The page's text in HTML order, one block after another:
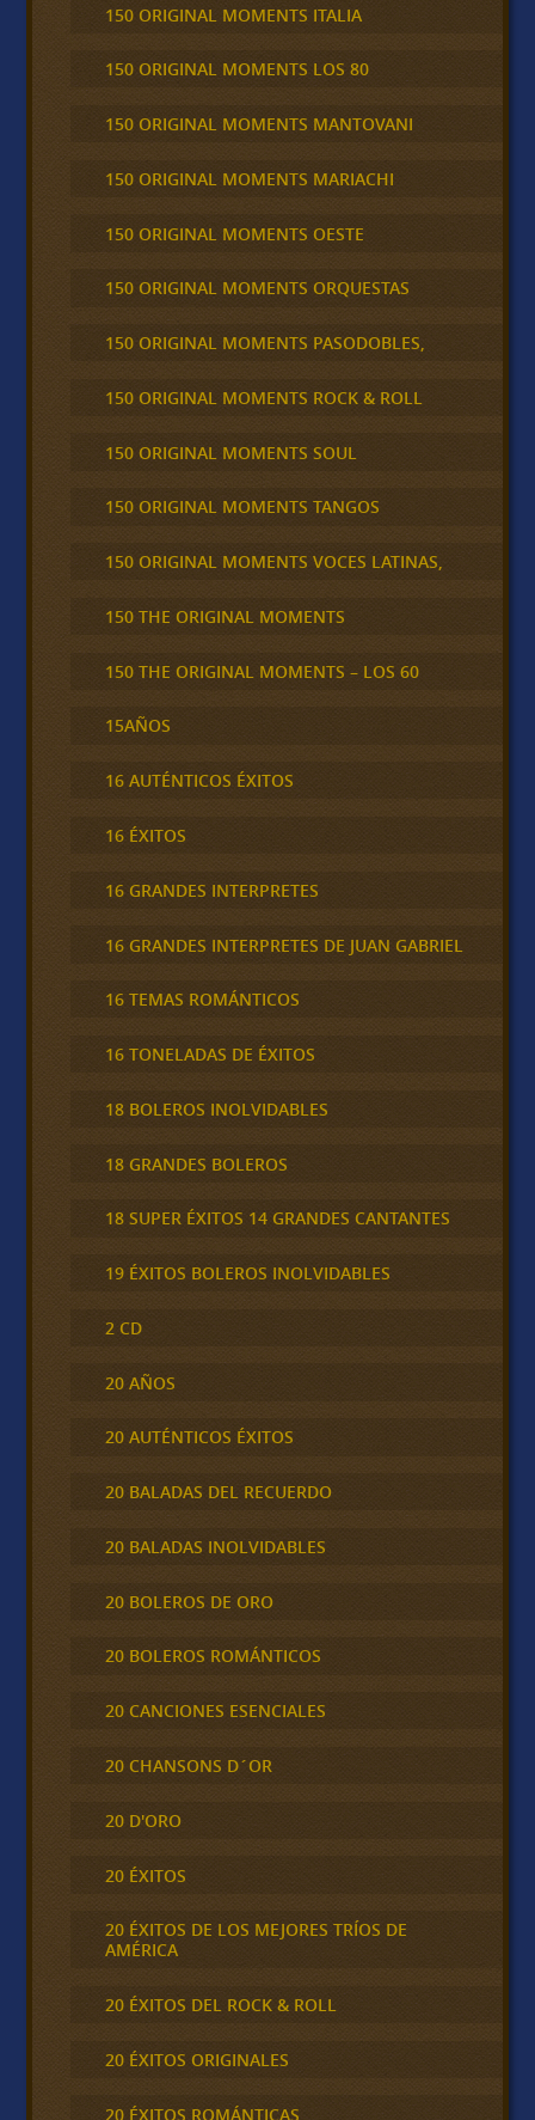
150 ORIGINAL MOMENTS ITALIA
150 ORIGINAL MOMENTS LOS 80
150 ORIGINAL MOMENTS MANTOVANI
150 ORIGINAL MOMENTS MARIACHI
150 ORIGINAL MOMENTS OESTE
150 ORIGINAL MOMENTS ORQUESTAS
150 ORIGINAL MOMENTS PASODOBLES,
150 ORIGINAL MOMENTS ROCK & ROLL
150 ORIGINAL MOMENTS SOUL
150 ORIGINAL MOMENTS TANGOS
150 ORIGINAL MOMENTS VOCES LATINAS,
150 THE ORIGINAL MOMENTS
150 THE ORIGINAL MOMENTS – LOS 60
15AÑOS
16 AUTÉNTICOS ÉXITOS
16 ÉXITOS
16 GRANDES INTERPRETES
16 GRANDES INTERPRETES DE JUAN GABRIEL
16 TEMAS ROMÁNTICOS
16 TONELADAS DE ÉXITOS
18 BOLEROS INOLVIDABLES
18 GRANDES BOLEROS
18 SUPER ÉXITOS 14 GRANDES CANTANTES
19 ÉXITOS BOLEROS INOLVIDABLES
2 CD
20 AÑOS
20 AUTÉNTICOS ÉXITOS
20 BALADAS DEL RECUERDO
20 BALADAS INOLVIDABLES
20 BOLEROS DE ORO
20 BOLEROS ROMÁNTICOS
20 CANCIONES ESENCIALES
20 CHANSONS D´OR
20 D'ORO
20 ÉXITOS
20 ÉXITOS DE LOS MEJORES TRÍOS DE
AMÉRICA
20 ÉXITOS DEL ROCK & ROLL
20 ÉXITOS ORIGINALES
20 ÉXITOS ROMÁNTICAS